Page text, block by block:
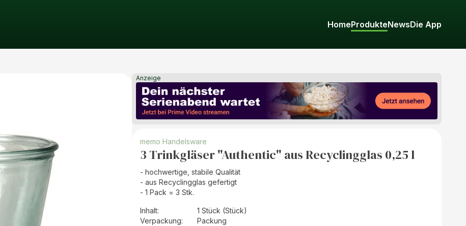
HomeProdukteNewsDie App
Anzeige
memo Handelsware
3 Trinkgläser "Authentic" aus Recyclingglas 0,25 l
- hochwertige, stabile Qualität
- aus Recyclingglas gefertigt
- 1 Pack = 3 Stk.
Inhalt:
1 Stück (Stück)
Verpackung:
Packung